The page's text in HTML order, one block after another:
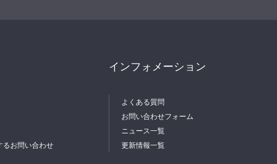
るお問い合わせ
インフォメーション
よくある質問
お問い合わせフォーム
ニュース一覧
更新情報一覧